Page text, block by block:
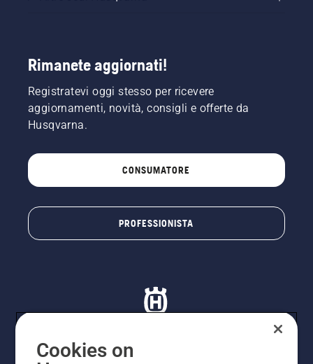
Rimanete aggiornati!
Registratevi oggi stesso per ricevere
aggiornamenti, novità, consigli e offerte da
Husqvarna.
CONSUMATORE
PROFESSIONISTA
Cookies on